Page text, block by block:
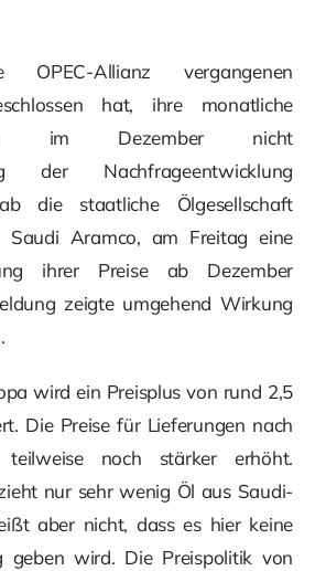
OPEC-Allianz vergangenen
hat, ihre monatliche
im Dezember nicht
der Nachfrageentwicklung
die staatliche Ölgesellschaft
Saudi Aramco, am Freitag eine
ihrer Preise ab Dezember
zeigte umgehend Wirkung
wird ein Preisplus von rund 2,5
Die Preise für Lieferungen nach
noch stärker erhöht.
nur sehr wenig Öl aus Saudi-
aber nicht, dass es hier keine
geben wird. Die Preispolitik von